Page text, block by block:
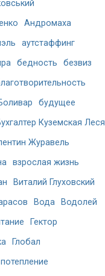
Андромаха
аутстаффинг
бедность
безвиз
будущее
Куземская Леся
Журавель
взрослая жизнь
Виталий Глуховский
Вода
Водолей
Гектор
Глобал